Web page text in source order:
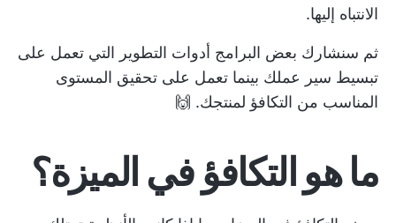
الانتباه إليها.
ثم سنشارك بعض البرامج أدوات التطوير التي تعمل على
تبسيط سير عملك بينما تعمل على تحقيق المستوى
المناسب من التكافؤ لمنتجك. 🙌
ما هو التكافؤ في الميزة؟